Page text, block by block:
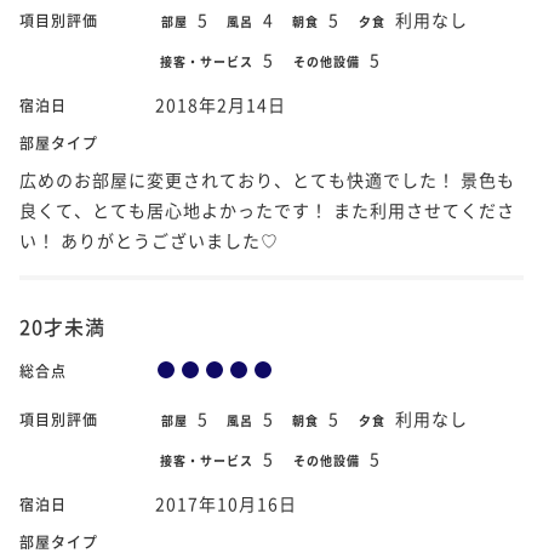
項目別評価 部屋 5 風呂 4 朝食 5 夕食 利用なし
接客・サービス 5 その他設備 5
宿泊日 2018年2月14日
部屋タイプ
広めのお部屋に変更されており、とても快適でした！ 景色も
良くて、とても居心地よかったです！ また利用させてくださ
い！ ありがとうございました♡
20才未満
総合点
項目別評価 部屋 5 風呂 5 朝食 5 夕食 利用なし
接客・サービス 5 その他設備 5
宿泊日 2017年10月16日
部屋タイプ